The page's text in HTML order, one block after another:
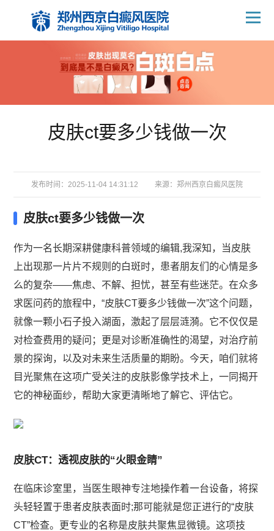
皮肤ct要多少钱做一次
发布时间：2025-11-04 14:31:12 来源： 郑州西京白癜风医院
皮肤ct要多少钱做一次
作为一名长期深耕健康科普领域的编辑,我深知，当皮肤
上出现那一片片不规则的白斑时，患者朋友们的心情是多
么的复杂——焦虑、不解、担忧，甚至有些迷茫。在众多
求医问药的旅程中，“皮肤CT要多少钱做一次”这个问题，
就像一颗小石子投入湖面，激起了层层涟漪。它不仅仅是
对检查费用的疑问；更是对诊断准确性的渴望，对治疗前
景的探询，以及对未来生活质量的期盼。今天，咱们就将
目光聚焦在这项广受关注的皮肤影像学技术上，一同揭开
它的神秘面纱，帮助大家更清晰地了解它、评估它。
皮肤CT：透视皮肤的“火眼金睛”
在临床诊室里，当医生眼神专注地操作着一台设备，将探
头轻轻置于患者皮肤表面时;那可能就是您正进行的“皮肤
CT”检查。更专业的名称是皮肤共聚焦显微镜。这项技